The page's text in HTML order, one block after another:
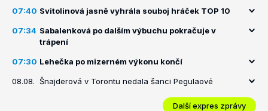
07:40 Svitolinová jasně vyhrála souboj hráček TOP 10
07:34 Sabalenková po dalším výbuchu pokračuje v
trápení
07:30 Lehečka po mizerném výkonu končí
08.08. Šnajderová v Torontu nedala šanci Pegulaové
Další expres zprávy